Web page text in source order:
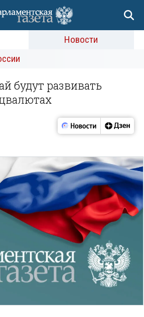
Новости
будут развивать